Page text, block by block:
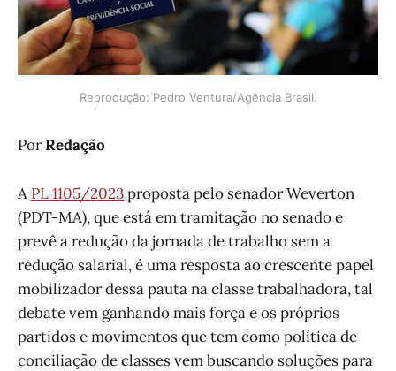
Reprodução: Pedro Ventura/Agência Brasil.
PorRedação
A PL 1105/2023proposta pelo senador Weverton
(PDT-MA), que está em tramitação no senado e
prevê a redução da jornada de trabalho sem a
redução salarial, é uma resposta ao crescente papel
mobilizador dessa pauta na classe trabalhadora, tal
debate vem ganhando mais força e os próprios
partidos e movimentos que tem como política de
conciliação de classes vem buscando soluções para